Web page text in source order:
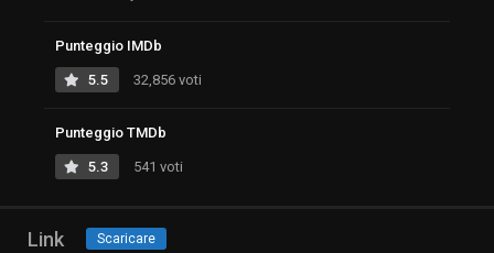
Punteggio IMDb
5.5 32,856 voti
Punteggio TMDb
5.3 541 voti
Link Scaricare